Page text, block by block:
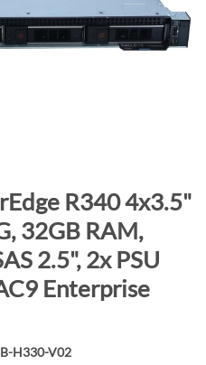
R340 4x3.5"
32GB RAM,
2.5", 2x PSU
Enterprise
H330-V02